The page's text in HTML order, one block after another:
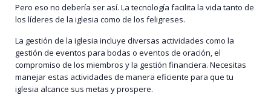
Pero eso no debería ser así. La tecnología facilita la vida tanto de
los líderes de la iglesia como de los feligreses.
La gestión de la iglesia incluye diversas actividades como la
gestión de eventos para bodas o eventos de oración, el
compromiso de los miembros y la gestión financiera. Necesitas
manejar estas actividades de manera eficiente para que tu
iglesia alcance sus metas y prospere.